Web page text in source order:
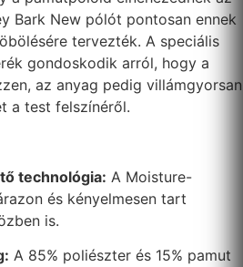
Bark New pólót pontosan ennek
tervezték. A speciális
gondoskodik arról, hogy a
az anyag pedig villámgyorsan
a test felszínéről.
technológia: A Moisture-
és kényelmesen tart
is.
A 85% poliészter és 15% pamut